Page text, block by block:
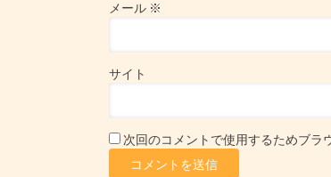
メール ※
サイト
次回のコメントで使用するためブラ